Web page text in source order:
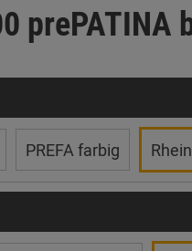
prePATINA
PREFA farbig